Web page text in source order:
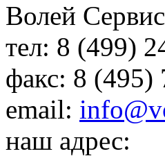
Волей Сервис
тел: 8 (499)
факс: 8 (495)
email:
наш адрес: